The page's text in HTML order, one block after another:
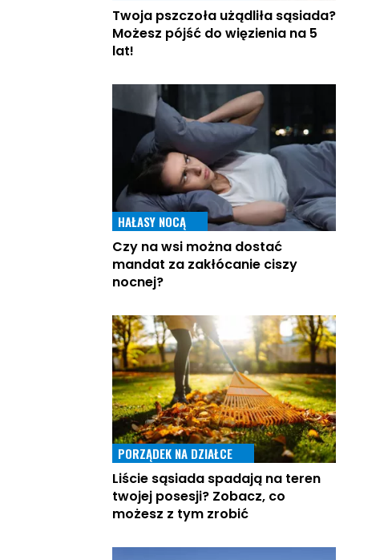
Twoja pszczoła użądliła sąsiada?
Możesz pójść do więzienia na 5
lat!
HAŁASY NOCĄ
Czy na wsi można dostać
mandat za zakłócanie ciszy
nocnej?
PORZĄDEK NA DZIAŁCE
Liście sąsiada spadają na teren
twojej posesji? Zobacz, co
możesz z tym zrobić